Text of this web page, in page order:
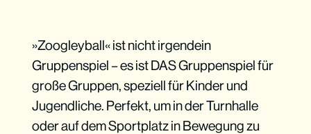
»Zoogleyball« ist nicht irgendein
Gruppenspiel – es ist DAS Gruppenspiel für
große Gruppen, speziell für Kinder und
Jugendliche. Perfekt, um in der Turnhalle
oder auf dem Sportplatz in Bewegung zu